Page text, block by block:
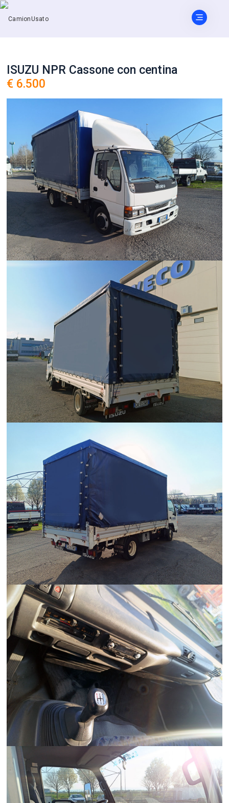
ISUZU NPR Cassone con centina
€ 6.500